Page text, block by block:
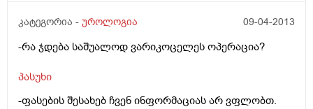
კატეგორია - უროლოგია 09-04-2013
-რა ჯდება საშუალოდ ვარიკოცელეს ოპერაცია?
პასუხი
-ფასების შესახებ ჩვენ ინფორმაციას არ ვფლობთ.